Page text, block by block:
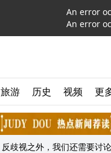
An error
An error
旅游 历史 视频 更
反歧视之外，我们还需要讨